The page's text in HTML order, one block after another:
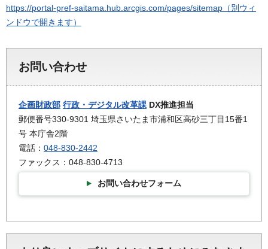
https://portal-pref-saitama.hub.arcgis.com/pages/sitemap（別ウィ
ンドウで開きます）
お問い合わせ
企画財政部 行政・デジタル改革課 DX推進担当
郵便番号330-9301 埼玉県さいたま市浦和区高砂三丁目15番1
号 本庁舎2階
電話： 048-830-2442
ファックス：048-830-4713
お問い合わせフォーム